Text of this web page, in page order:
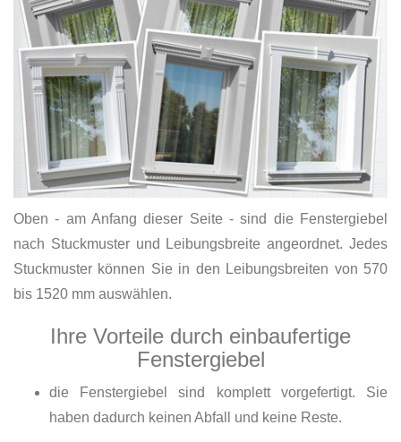
Oben - am Anfang dieser Seite - sind die Fenstergiebel
nach Stuckmuster und Leibungsbreite angeordnet. Jedes
Stuckmuster können Sie in den Leibungsbreiten von 570
bis 1520 mm auswählen.
Ihre Vorteile durch einbaufertige
Fenstergiebel
die Fenstergiebel sind komplett vorgefertigt. Sie
haben dadurch keinen Abfall und keine Reste.